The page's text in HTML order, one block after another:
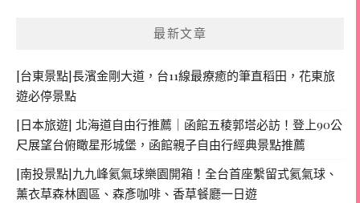
最新文章
[台東景點]長濱金剛大道，台11線最療癒的筆直稻田，花東旅
遊必停景點
[日本旅遊] 北海道自由行推薦｜函館五稜郭塔必訪！登上90公
尺展望台俯瞰星形城堡，函館親子自由行經典景點推薦
[南投景點]九九峰氦氣球樂園開箱！全台首座繫留式氦氣球、
薰衣草森林園區、森彥咖啡、香草餐廳一日遊